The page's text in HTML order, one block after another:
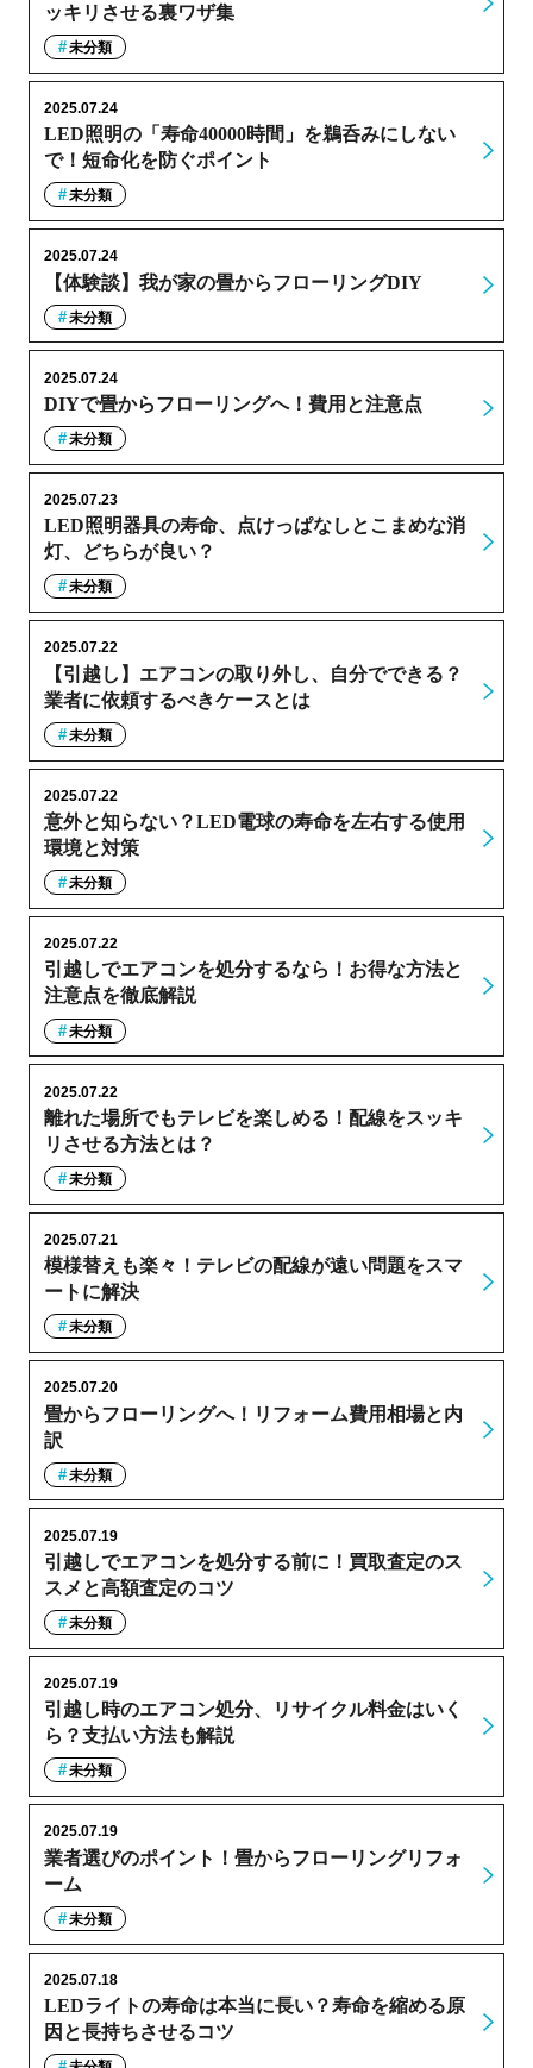
ッキリさせる裏ワザ集
未分類
LED照明の「寿命40000時間」を鵜呑みにしない
で！短命化を防ぐポイント
2025.07.24
未分類
【体験談】我が家の畳からフローリングDIY
2025.07.24
未分類
DIYで畳からフローリングへ！費用と注意点
2025.07.24
未分類
LED照明器具の寿命、点けっぱなしとこまめな消
灯、どちらが良い？
2025.07.23
未分類
【引越し】エアコンの取り外し、自分でできる？
業者に依頼するべきケースとは
2025.07.22
未分類
意外と知らない？LED電球の寿命を左右する使用
環境と対策
2025.07.22
未分類
引越しでエアコンを処分するなら！お得な方法と
注意点を徹底解説
2025.07.22
未分類
離れた場所でもテレビを楽しめる！配線をスッキ
リさせる方法とは？
2025.07.22
未分類
模様替えも楽々！テレビの配線が遠い問題をスマ
ートに解決
2025.07.21
未分類
畳からフローリングへ！リフォーム費用相場と内
訳
2025.07.20
未分類
引越しでエアコンを処分する前に！買取査定のス
スメと高額査定のコツ
2025.07.19
未分類
引越し時のエアコン処分、リサイクル料金はいく
ら？支払い方法も解説
2025.07.19
未分類
業者選びのポイント！畳からフローリングリフォ
ーム
2025.07.19
未分類
LEDライトの寿命は本当に長い？寿命を縮める原
因と長持ちさせるコツ
2025.07.18